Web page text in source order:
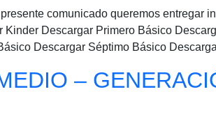
comunicado queremos entregar
Descargar Primero Básico
Descargar Séptimo Básico
–